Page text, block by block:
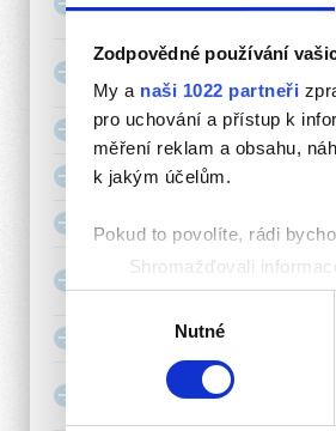
Zodpovědné používání
My a naši 1022 partneři
pro uchování a přístup k
měření reklam a obsahu,
k jakým účelům.
Pokud to povolíte, rádi
Shromažďovali
Identifikovali vaše
Zjistěte více o tom, jak
souhlasu
Nutné
předpisy
Doklady řidiče, vozidla a
nákladu
Dopravní nehody
Silniční kontroly
První pomoc
Řidič, reprezentant firmy -
přeprava osob
Bezpečný řidič
Péče o cestující se